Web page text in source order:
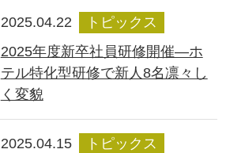
2025.04.22
トピックス
2025年度新卒社員研修開催―ホ
テル特化型研修で新人8名凛々し
く変貌
2025.04.15
トピックス